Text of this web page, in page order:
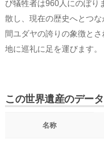
び犠牲者は960人にのぼり
散し、現在の歴史へとつ
間ユダヤの誇りの象徴と
地に巡礼に足を運びます。
この世界遺産のデー
名称